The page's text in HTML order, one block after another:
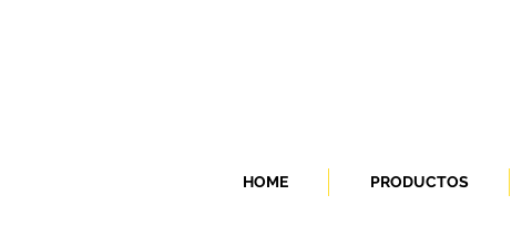
HOME PRODUCTOS